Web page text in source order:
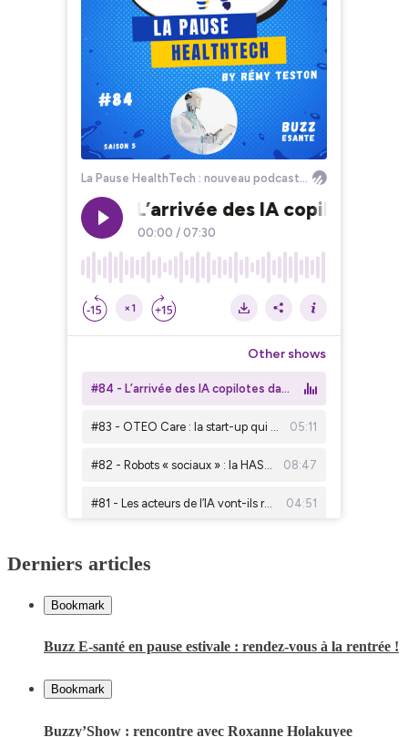
Derniers articles
Bookmark
Buzz E-santé en pause estivale : rendez-vous à la rentrée !
Bookmark
Buzzy’Show : rencontre avec Roxanne Holakuyee